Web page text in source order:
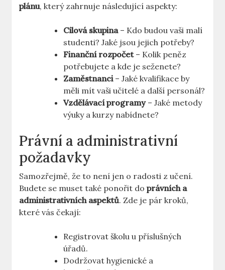
plánu, který zahrnuje následující aspekty:
Cílová skupina– Kdo budou vaši malí
studenti? Jaké jsou jejich potřeby?
Finanční rozpočet– Kolik peněz
potřebujete a kde je seženete?
Zaměstnanci– Jaké kvalifikace by
měli mít vaši učitelé a další personál?
Vzdělávací programy– Jaké metody
výuky a kurzy nabídnete?
Právní a administrativní
požadavky
Samozřejmě, že to není jen o radosti z učení.
Budete se muset také ponořit doprávních a
administrativních aspektů. Zde je pár kroků,
které vás čekají:
Registrovat školu u příslušných
úřadů.
Dodržovat hygienické a